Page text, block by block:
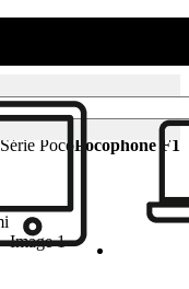
Série PocoPocophone F1